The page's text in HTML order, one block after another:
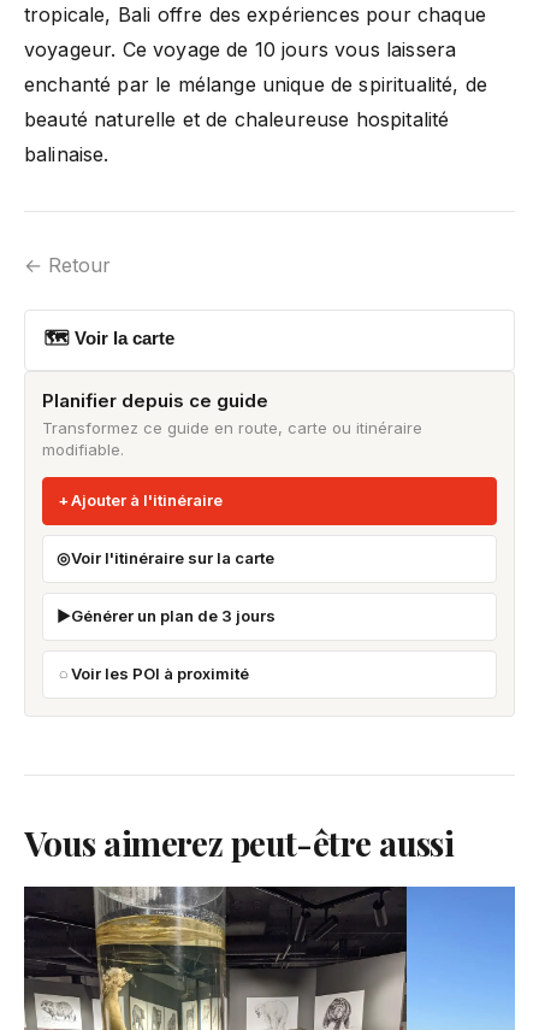
tropicale, Bali offre des expériences pour chaque
voyageur. Ce voyage de 10 jours vous laissera
enchanté par le mélange unique de spiritualité, de
beauté naturelle et de chaleureuse hospitalité
balinaise.
← Retour
🗺 Voir la carte
Planifier depuis ce guide
Transformez ce guide en route, carte ou itinéraire
modifiable.
Ajouter à l'itinéraire
Voir l'itinéraire sur la carte
Générer un plan de 3 jours
Voir les POI à proximité
Vous aimerez peut-être aussi